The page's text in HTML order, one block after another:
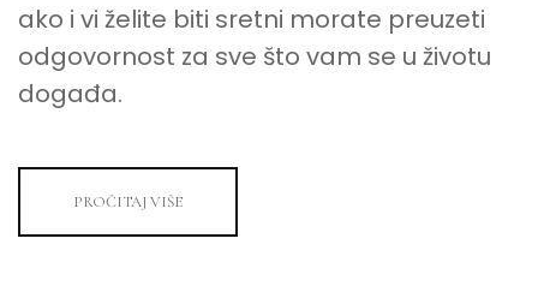
ako i vi želite biti sretni morate preuzeti
odgovornost za sve što vam se u životu
događa.
PROČITAJ VIŠE